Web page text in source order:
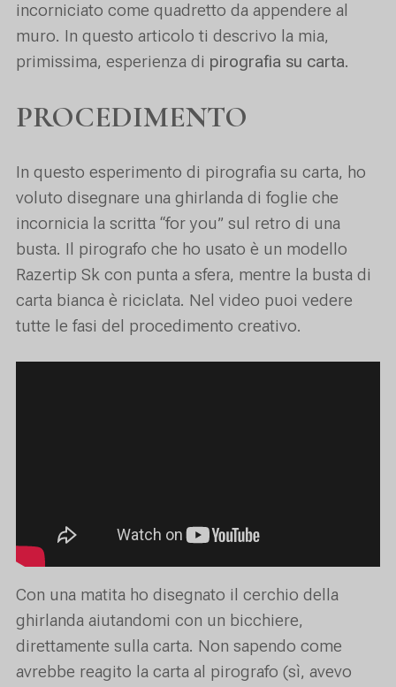
incorniciato come quadretto da appendere al
muro. In questo articolo ti descrivo la mia,
primissima, esperienza di pirografia su carta.
PROCEDIMENTO
In questo esperimento di pirografia su carta, ho
voluto disegnare una ghirlanda di foglie che
incornicia la scritta “for you” sul retro di una
busta. Il pirografo che ho usato è un modello
Razertip Sk con punta a sfera, mentre la busta di
carta bianca è riciclata. Nel video puoi vedere
tutte le fasi del procedimento creativo.
Con una matita ho disegnato il cerchio della
ghirlanda aiutandomi con un bicchiere,
direttamente sulla carta. Non sapendo come
avrebbe reagito la carta al pirografo (sì, avevo